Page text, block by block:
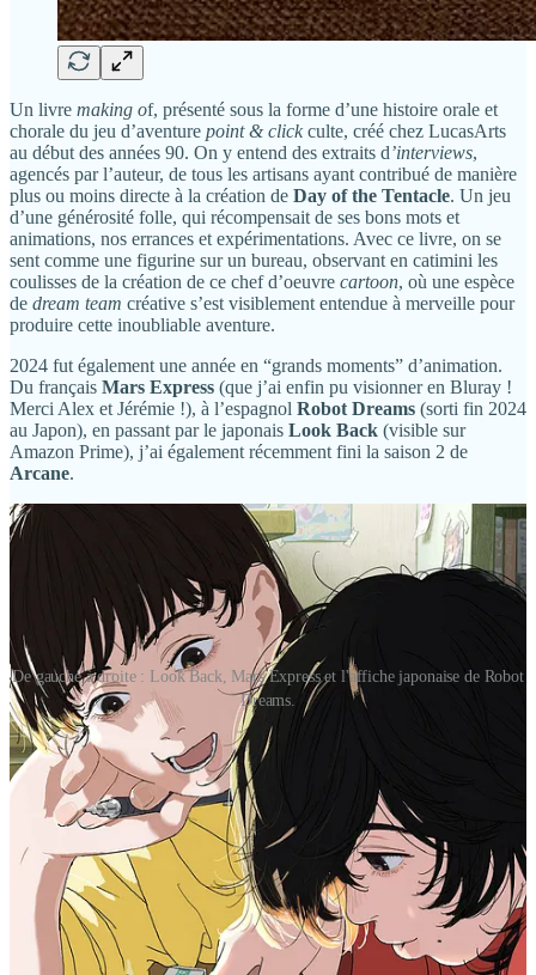
Un livre making of, présenté sous la forme d’une histoire orale et
chorale du jeu d’aventure point & click culte, créé chez LucasArts
au début des années 90. On y entend des extraits d’interviews,
agencés par l’auteur, de tous les artisans ayant contribué de manière
plus ou moins directe à la création de Day of the Tentacle. Un jeu
d’une générosité folle, qui récompensait de ses bons mots et
animations, nos errances et expérimentations. Avec ce livre, on se
sent comme une figurine sur un bureau, observant en catimini les
coulisses de la création de ce chef d’oeuvre cartoon, où une espèce
de dream team créative s’est visiblement entendue à merveille pour
produire cette inoubliable aventure.
2024 fut également une année en “grands moments” d’animation.
Du français Mars Express (que j’ai enfin pu visionner en Bluray !
Merci Alex et Jérémie !), à l’espagnol Robot Dreams (sorti fin 2024
au Japon), en passant par le japonais Look Back (visible sur
Amazon Prime), j’ai également récemment fini la saison 2 de
Arcane.
De gauche à droite : Look Back, Mars Express et l'affiche japonaise de Robot
Dreams.
Arcane, diffusée sur Netflix, est un miracle, un accomplissement
artistique d’une magnitude rare. Si la série animée créée par le studio
français Fortiche et Riot Games pêche parfois par un trop plein
d’ambition scénaristique ne laissant à certains moments clés que peu
de place pour respirer et se développer… Si elle cède par moment à
la “facilité” de séquences “clipesques”… Elle n’en reste pas moins
absolument saisissante.
Arcaneconte de multiples histoires d’amour ; qu’elles soient
charnelles, amicales ou filiales, toutes résonnent avec une justesse
habitée, magnifiée par une animation et une direction artistique qui